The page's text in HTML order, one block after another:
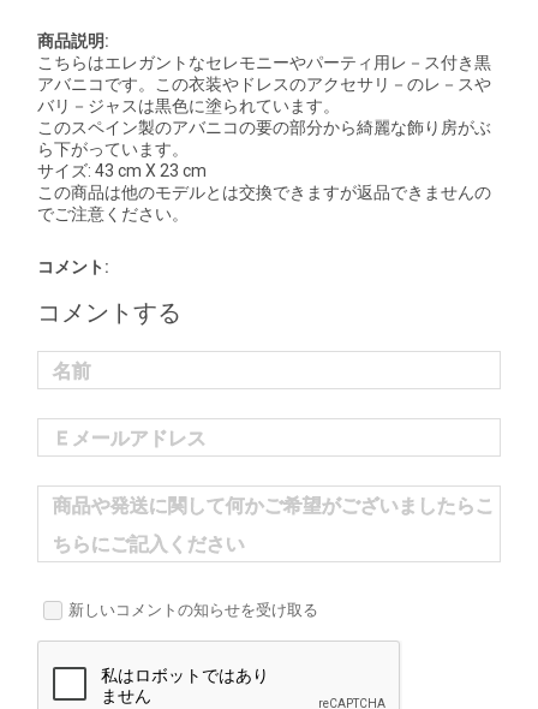
商品説明:
こちらはエレガントなセレモニーやパーティ用レ－ス付き黒
アバニコです。この衣装やドレスのアクセサリ－のレ－スや
バリ－ジャスは黒色に塗られています。
このスペイン製のアバニコの要の部分から綺麗な飾り房がぶ
ら下がっています。
サイズ: 43 cm X 23 cm
この商品は他のモデルとは交換できますが返品できませんの
でご注意ください。
コメント:
コメントする
名前
Ｅメールアドレス
商品や発送に関して何かご希望がございましたらこ
ちらにご記入ください
新しいコメントの知らせを受け取る